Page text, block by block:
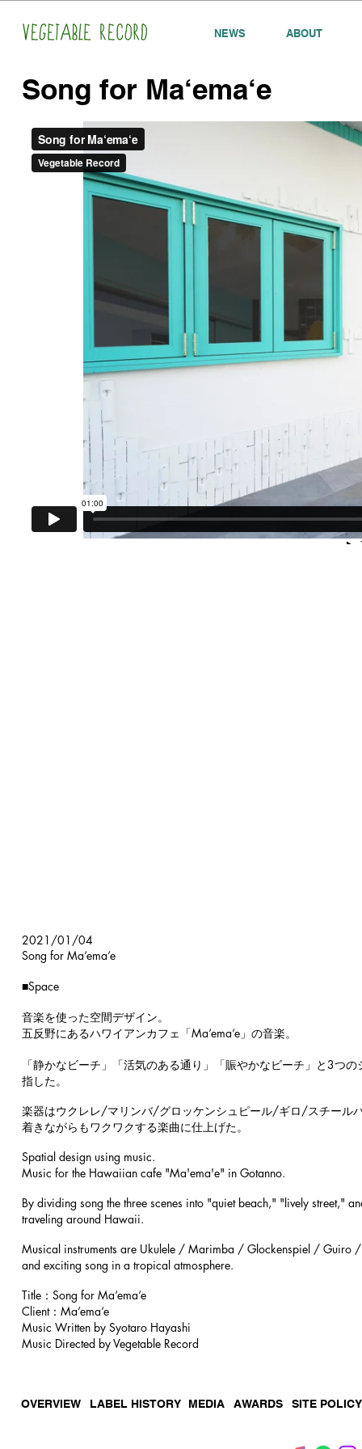
NEWS ABOUT
Song for Ma‘ema‘e
2021/01/04
Song for Ma‘ema‘e
■Space
音楽を使った空間デザイン。
五反野にあるハワイアンカフェ「Ma‘ema‘e」の音楽。
「静かなビーチ」「活気のある通り」「賑やかなビーチ」と3つ
指した。
楽器はウクレレ/マリンバ/グロッケンシュピール/ギロ/スチール
着きながらもワクワクする楽曲に仕上げた。
Spatial design using music.
Music for the Hawaiian cafe "Ma'ema'e" in Gotanno.
By dividing song the three scenes into "quiet beach," "lively street,"
traveling around Hawaii.
Musical instruments are Ukulele / Marimba / Glockenspiel / Guiro /
and exciting song in a tropical atmosphere.
Title：Song for Ma‘ema‘e
Client： Ma‘ema‘e
Music Written by Syotaro Hayashi
Music Directed by Vegetable Record
OVERVIEW LABEL HISTORY MEDIA AWARDS SITE POLICY